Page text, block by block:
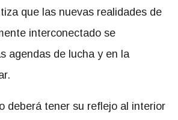
que las nuevas realidades de
interconectado se
agendas de lucha y en la
deberá tener su reflejo al interior